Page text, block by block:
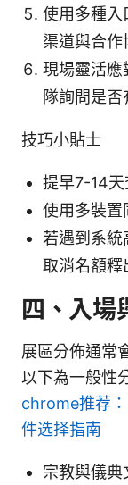
使用多種入
渠道與合作
現場靈活應
隊詢問是否
技巧小貼士
提早7-14天
使用多裝置
若遇到系統
取消名額釋
四、入場
展區分佈通常
以下為一般性
chrome推荐
件选择指南
宗教與儀